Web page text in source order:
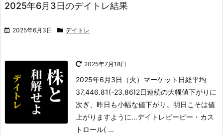
2025年6月3日のデイトレ結果
2025年6月3日 デイトレ
2025年7月18日
2025年6月3日（火） マーケット 日経平均
37,446.81(-23.86)2日連続の大幅値下がりに
次ぎ、昨日も小幅な値下がり。明日こそは値
上がりますように…デイトレビーピー・カス
トロール( ...